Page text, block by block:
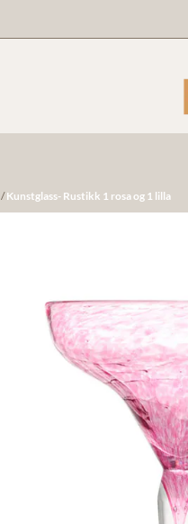
/Kunstglass- Rustikk 1 rosa og 1 lilla